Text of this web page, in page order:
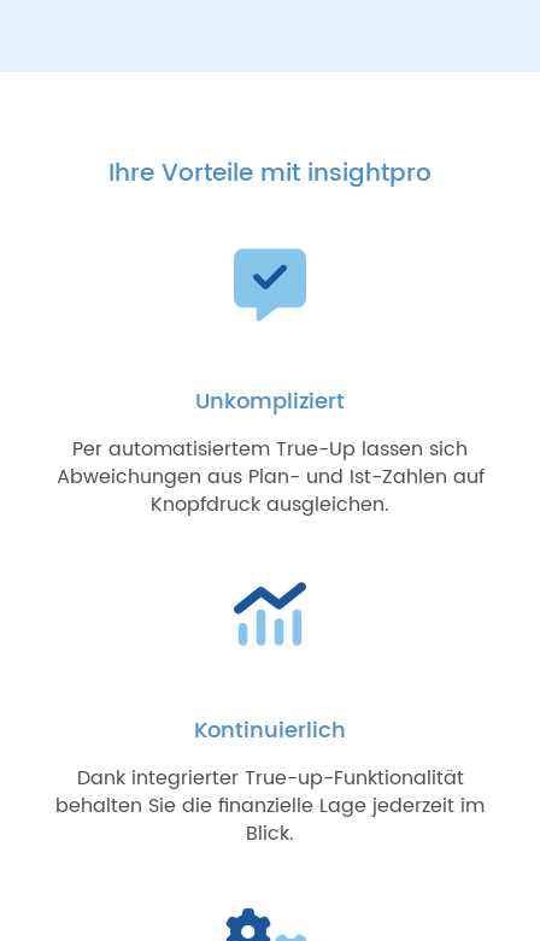
Ihre Vorteile mit insightpro
Unkompliziert
Per automatisiertem True-Up lassen sich
Abweichungen aus Plan- und Ist-Zahlen auf
Knopfdruck ausgleichen.
Kontinuierlich
Dank integrierter True-up-Funktionalität
behalten Sie die finanzielle Lage jederzeit im
Blick.